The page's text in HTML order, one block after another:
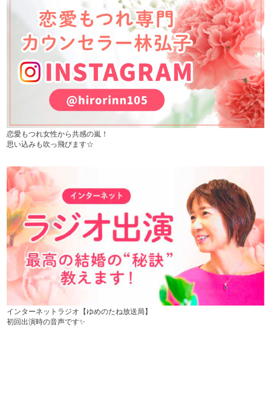
恋愛もつれ女性から共感の嵐！
思い込みも吹っ飛びます☆
インターネットラジオ【ゆめのたね放送局】
初回出演時の音声です✨